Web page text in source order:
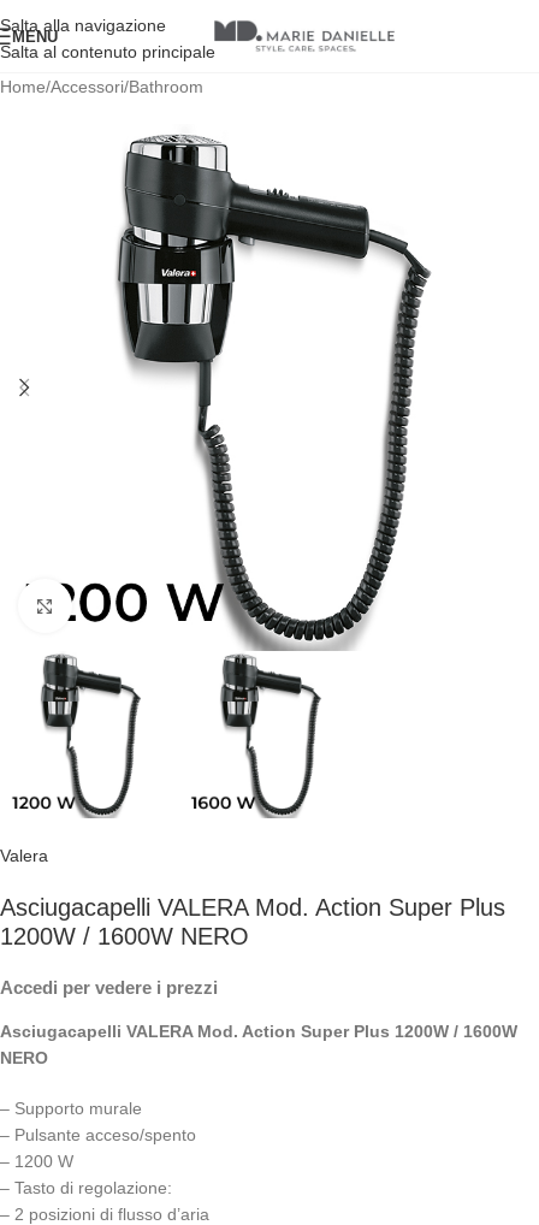
Salta alla navigazione
Salta al contenuto principale
MENU
Home/Accessori/Bathroom
Clicca per ingrandire
Valera
Asciugacapelli VALERA Mod. Action Super Plus
1200W / 1600W NERO
Accedi per vedere i prezzi
Asciugacapelli VALERA Mod. Action Super Plus 1200W / 1600W
NERO
– Supporto murale
– Pulsante acceso/spento
– 1200 W
– Tasto di regolazione:
– 2 posizioni di flusso d’aria